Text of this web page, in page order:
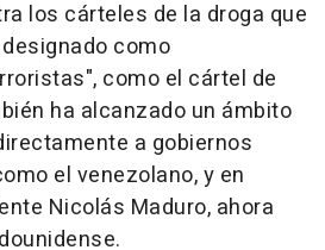
los cárteles de la droga que
como
como el cártel de
ha alcanzado un ámbito
a gobiernos
el venezolano, y en
Nicolás Maduro, ahora